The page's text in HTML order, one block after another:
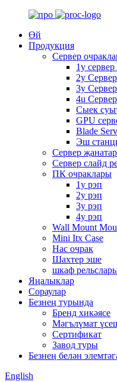
Өй
Продукция
Сервер
1у
2у
3у
4u
Сыек
GPU
Blade
Эш
Сервер
Сервер слайд
ПК очраклары
1у рэп
2у рэп
3у рэп
4у рэп
Wall Mount
Mini Itx Case
Нас очрак
Шахтер эше
шкаф
Яңалыклар
Сораулар
Безнең турында
Бренд хикәясе
Мәгълүмат
Сертификат
Завод туры
Безнең белән
English